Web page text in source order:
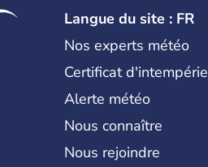
Langue du site : FR
Nos experts météo
Certificat
Alerte météo
Nous connaître
Nous rejoindre